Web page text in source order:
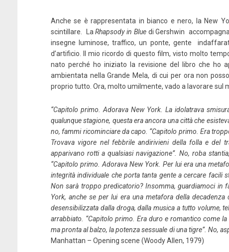
Anche se è rappresentata in bianco e nero, la New
scintillare. LaRhapsody in Bluedi Gershwin
insegne luminose, traffico, un ponte, gente
d’artificio. Il mio ricordo di questo film, visto molto
nato perché ho iniziato la revisione del libro che ho
ambientata nella Grande Mela, di cui per ora non
proprio tutto. Ora, molto umilmente, vado a lavorare sul
“Capitolo primo. Adorava New York. La idolatrava
qualunque stagione, questa era ancora una città che
no, fammi ricominciare da capo. “Capitolo primo. Era
Trovava vigore nel febbrile andirivieni della folla e del
apparivano rotti a qualsiasi navigazione”. No, roba
“Capitolo primo. Adorava New York. Per lui era una
integrità individuale che porta tanta gente a cercare facili
Non sarà troppo predicatorio? Insomma, guardiamoci in
York, anche se per lui era una metafora della
desensibilizzata dalla droga, dalla musica a tutto volume,
arrabbiato. “Capitolo primo. Era duro e romantico come
ma pronta al balzo, la potenza sessuale di una tigre”. No,
Manhattan – Opening scene (Woody Allen, 1979)